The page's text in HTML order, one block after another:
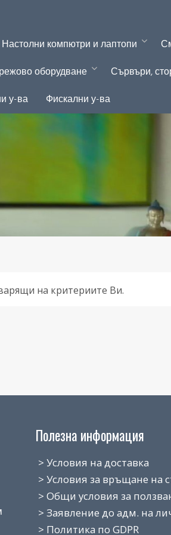
Настолни компютри и лаптопи
оборудване
Сървъри,
у-ва
Фискални у-ва
на критериите Ви.
Полезна информация
> Условия на доставка
> Условия за връщане на
> Общи условия за
> Заявление до адм. на
> Политика по GDPR